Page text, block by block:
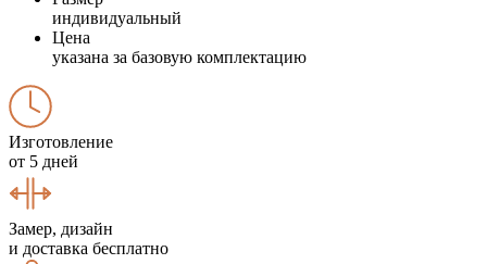
индивидуальный
Цена
указана за базовую комплектацию
Изготовление
от 5 дней
Замер, дизайн
и доставка бесплатно